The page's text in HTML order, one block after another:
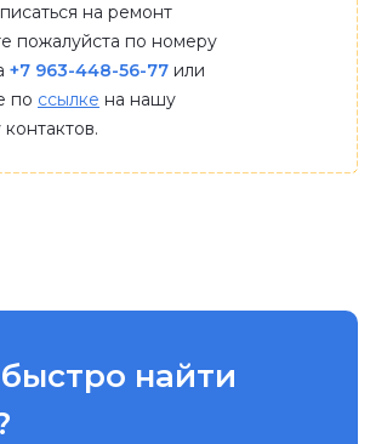
на ремонт
пожалуйста по номеру
+7 963-448-56-77 или
по ссылке на нашу
найти